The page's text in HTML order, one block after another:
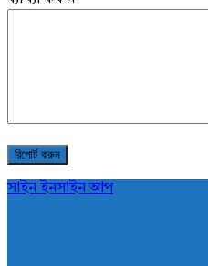
সাইন ইনসাইন আপ